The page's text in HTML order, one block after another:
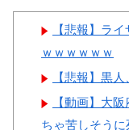
女ｗｗｗ
Powered by livedoor
【悲報】ラ
ｗｗｗｗｗｗ
【悲報】黒
【動画】大
ちゃ苦しそうに